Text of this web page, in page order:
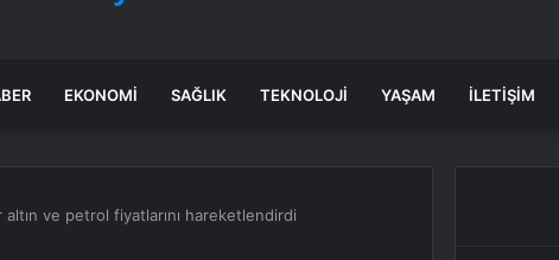
EKONOMI SAĞLIK TEKNOLOJI YAŞAM İLETIŞIM
altın ve petrol fiyatlarını hareketlendirdi